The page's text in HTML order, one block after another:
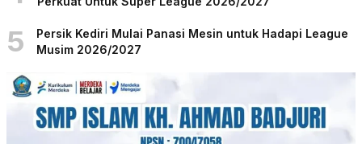
5
Persik Kediri Mulai Panasi Mesin untuk Hadapi League
Musim 2026/2027